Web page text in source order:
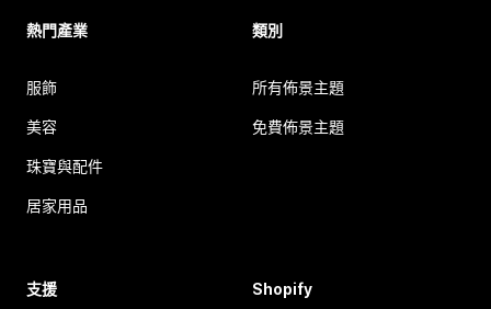
熱門產業
服飾
美容
珠寶與配件
居家用品
類別
所有佈景主題
免費佈景主題
支援 Shopify